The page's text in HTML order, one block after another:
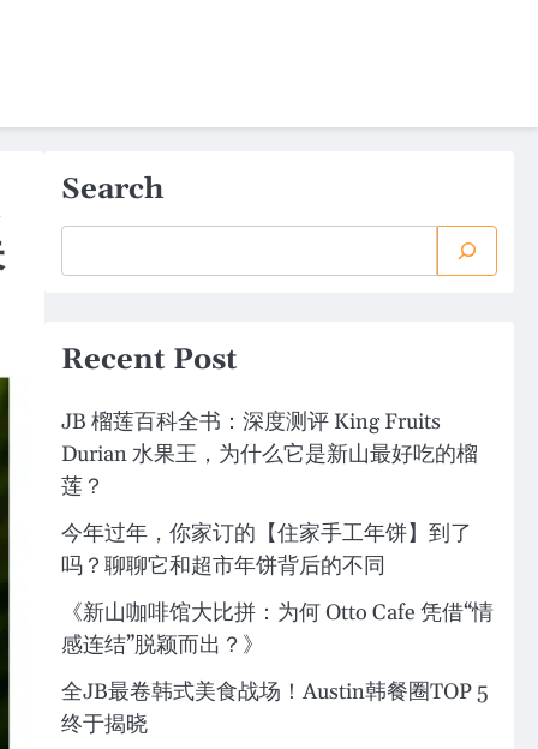
Search
Recent Post
JB 榴莲百科全书：深度测评 King Fruits
Durian 水果王，为什么它是新山最好吃的榴
莲？
今年过年，你家订的【住家手工年饼】到了
吗？聊聊它和超市年饼背后的不同
《新山咖啡馆大比拼：为何 Otto Cafe 凭借“情
感连结”脱颖而出？》
全JB最卷韩式美食战场！Austin韩餐圈TOP 5
终于揭晓